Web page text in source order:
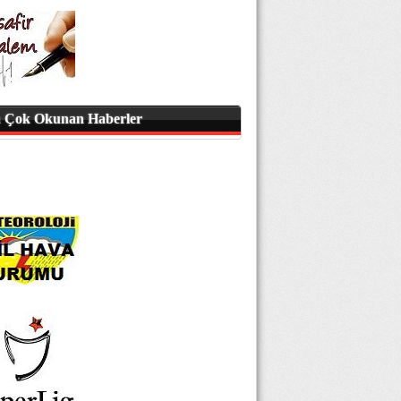
Çok Okunan Haberler